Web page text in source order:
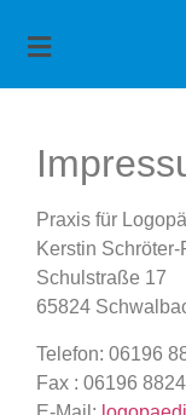
Praxis für
Kerstin Schröter-
Schulstraße 17
65824
Telefon: 06196
Fax : 06196